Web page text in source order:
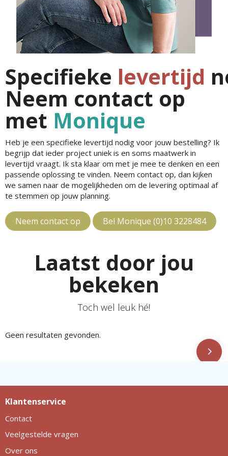
Specifieke levertijd
Neem contact op
met Monique
Heb je een specifieke levertijd nodig voor jouw bestelling? Ik
begrijp dat ieder project uniek is en soms maatwerk in
levertijd vraagt. Ik sta klaar om met je mee te denken en een
passende oplossing te vinden. Neem contact op, dan kijken
we samen naar de mogelijkheden om de levering optimaal af
te stemmen op jouw planning.
Neem contact op Bel Monique (0)10 3228484
Laatst door jou
bekeken
Toch wel leuk hé!
Geen resultaten gevonden.
Klantenservice
Contact
Veelgestelde vragen
Over ons